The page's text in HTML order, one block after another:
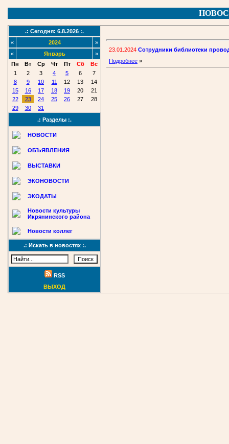
.: Сегодня: 6.8.2026 :.
«
2024
»
«
Январь
»
Пн
Вт Ср Чт Пт Сб
Вс
1
2 3 4 5 6
7
8
9 10 11 12 13
14
15
16 17 18 19 20
21
22
23 24 25 26 27
28
29
30
31
.: Разделы :.
НОВОСТИ
ОБЪЯВЛЕНИЯ
ВЫСТАВКИ
ЭКОНОВОСТИ
ЭКОДАТЫ
Новости культуры
Икрянинского района
Новости коллег
.: Искать в новостях :.
RSS
ВЫХОД
23.01.2024 Сотрудники библиотеки
Подробнее »